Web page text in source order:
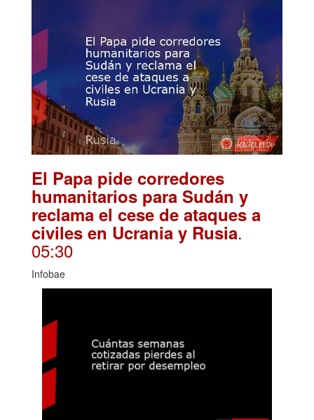
El Papa pide corredores
humanitarios para Sudán y
reclama el cese de ataques a
civiles en Ucrania y Rusia.
05:30
Infobae